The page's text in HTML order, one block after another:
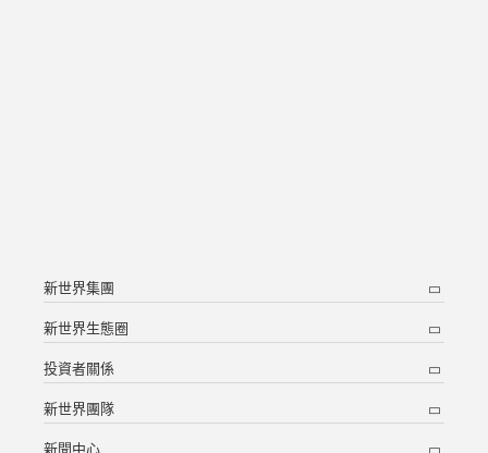
新世界集團
新世界生態圈
投資者關係
新世界團隊
新聞中心